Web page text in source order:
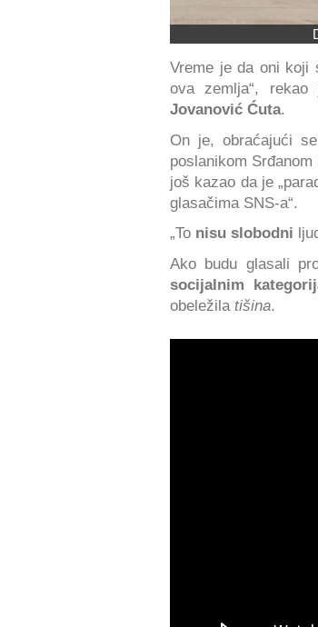
Vreme je da oni koji
ova zemlja“,
Jovanović Ćuta.
On je, obraćajući
poslanikom
još kazao da je
glasačima SNS-a“.
„To nisu slobodni
Ako budu glasali
socijalnim
obeležila tišina.